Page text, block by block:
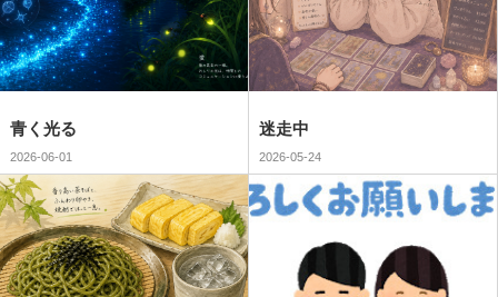
青く光る
2026-06-01
迷走中
2026-05-24